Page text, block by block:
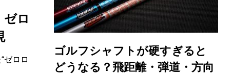
ロ
ゼロロ
ゴルフシャフトが硬すぎると
どうなる？飛距離・弾道・方向